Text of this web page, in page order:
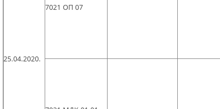
25.04.2020.
7021 ОП 07